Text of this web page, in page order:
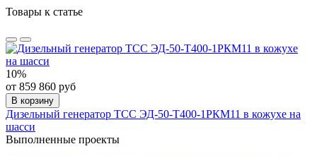
Товары к статье
10%
от 859 860 руб
В корзину
Дизельный генератор ТСС ЭД-50-Т400-1РКМ11 в кожухе на
шасси
Выполненные проекты